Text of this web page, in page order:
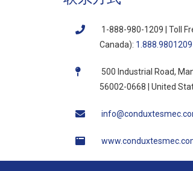
1-888-980-1209 | Toll
Canada): 1.888.9801209
500 Industrial Road,
56002-0668 | United